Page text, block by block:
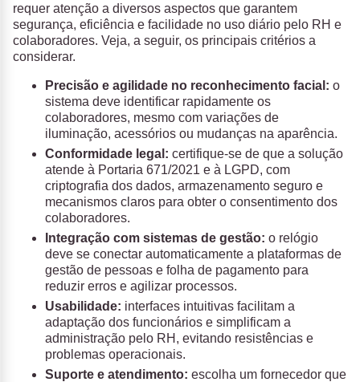
requer atenção a diversos aspectos que garantem
segurança, eficiência e facilidade no uso diário pelo RH e
colaboradores. Veja, a seguir, os principais critérios a
considerar.
Precisão e agilidade no reconhecimento facial: o
sistema deve identificar rapidamente os
colaboradores, mesmo com variações de
iluminação, acessórios ou mudanças na aparência.
Conformidade legal: certifique-se de que a solução
atende à Portaria 671/2021 e à LGPD, com
criptografia dos dados, armazenamento seguro e
mecanismos claros para obter o consentimento dos
colaboradores.
Integração com sistemas de gestão: o relógio
deve se conectar automaticamente a plataformas de
gestão de pessoas e folha de pagamento para
reduzir erros e agilizar processos.
Usabilidade: interfaces intuitivas facilitam a
adaptação dos funcionários e simplificam a
administração pelo RH, evitando resistências e
problemas operacionais.
Suporte e atendimento: escolha um fornecedor que